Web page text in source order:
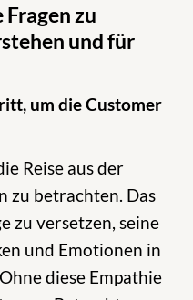
zu
und für
um die Customer
Reise aus der
zu betrachten. Das
zu versetzen, seine
und Emotionen in
diese Empathie